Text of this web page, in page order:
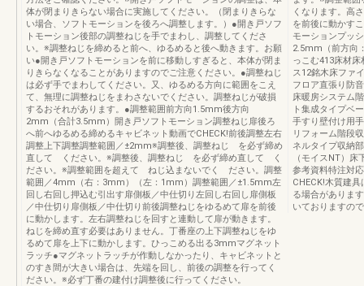
体が閉まりきらない場合に実施してください。（閉まりきらな
い場合、ソフトモーションを後ろへ調整します。）●開き戸ソフ
トモーション後部の調整ねじを手でまわし、調整してくださ
い。※調整ねじを締めると前へ、ゆるめると後へ動きます。お願
い●開き戸ソフトモーションを前に移動しすぎると、本体が閉ま
りきらなくなることがありますのでご注意ください。●調整ねじ
は必ず手でまわしてください。又、ゆるめる方向に範囲をこえ
て、無理に調整ねじをまわさないでください。調整ねじが破損
するおそれがあります。●調整範囲前方向1.5mm後方向
2mm（合計3.5mm）開き戸ソフトモーション調整ねじ扉後ろ
へ前へゆるめる締めるキャビネット動画でCHECK!前後調整左右
調整上下調整調整範囲／±2mm※調整後、調整ねじ を必ず締め
直して ください。※調整後、調整ねじ を必ず締め直して く
ださい。※調整範囲を超えて ねじ込まないでく ださい。調整
範囲／4mm（右：3mm）（左：1mm）調整範囲／±1.5mm左
回し右回し押込む引出す扉側板／中仕切り左回し右回し扉側板
／中仕切り扉側板／中仕切り前後調整ねじをゆるめて扉を前後
に動かします。左右調整ねじを回すと連動して扉が動きます。
ねじを締め直す必要はありません。丁番座の上下調整ねじをゆ
るめて扉を上下に動かします。ひっこめる出る3mmマグネット
ラッチ●マグネットラッチが作動しなかったり、キャビネットと
のすき間が大きい場合は、先端を回し、前後の調整を行ってく
ださい。※必ず丁番の建付け調整後に行ってください。
くなります。高
を前後に動かす
モーションプッ
2.5mm（前方向
っこむ413床材
ス12銘木床ファ
フロア直張り防
床暖房システム
ト集成タイプベ
手すり壁付け用
リフォーム階段
ネルタイプ収納
（モイスNT）
参考資料特注対
CHECK!木質建
る場合がありま
いておりますの